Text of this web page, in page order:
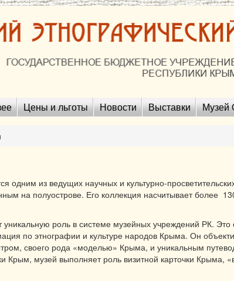
Цены и льготы Новости Выставки Музей
одним из ведущих научных и культурно-
на полуострове. Его коллекция насчитывает более
роль в системе музейных учреждений РК.
по этнографии и культуре народов Крыма. Он
своего рода «моделью» Крыма, и уникальным
Крым, музей выполняет роль визитной карточки Крыма,